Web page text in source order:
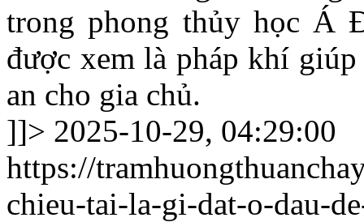
trong phong thủy học Á
được xem là pháp khí
an cho gia chủ.
]]> 2025-10-29, 04:29:00
https://
chieu-tai-la-gi-dat-o-dau-